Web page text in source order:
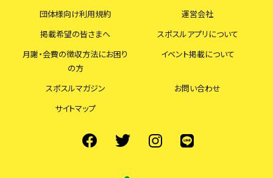
団体様向け利用規約
運営会社
掲載希望の皆さまへ
スポスルアプリについて
月謝・会費の徴収方法にお困り
の方
イベント掲載について
スポスルマガジン
お問い合わせ
サイトマップ